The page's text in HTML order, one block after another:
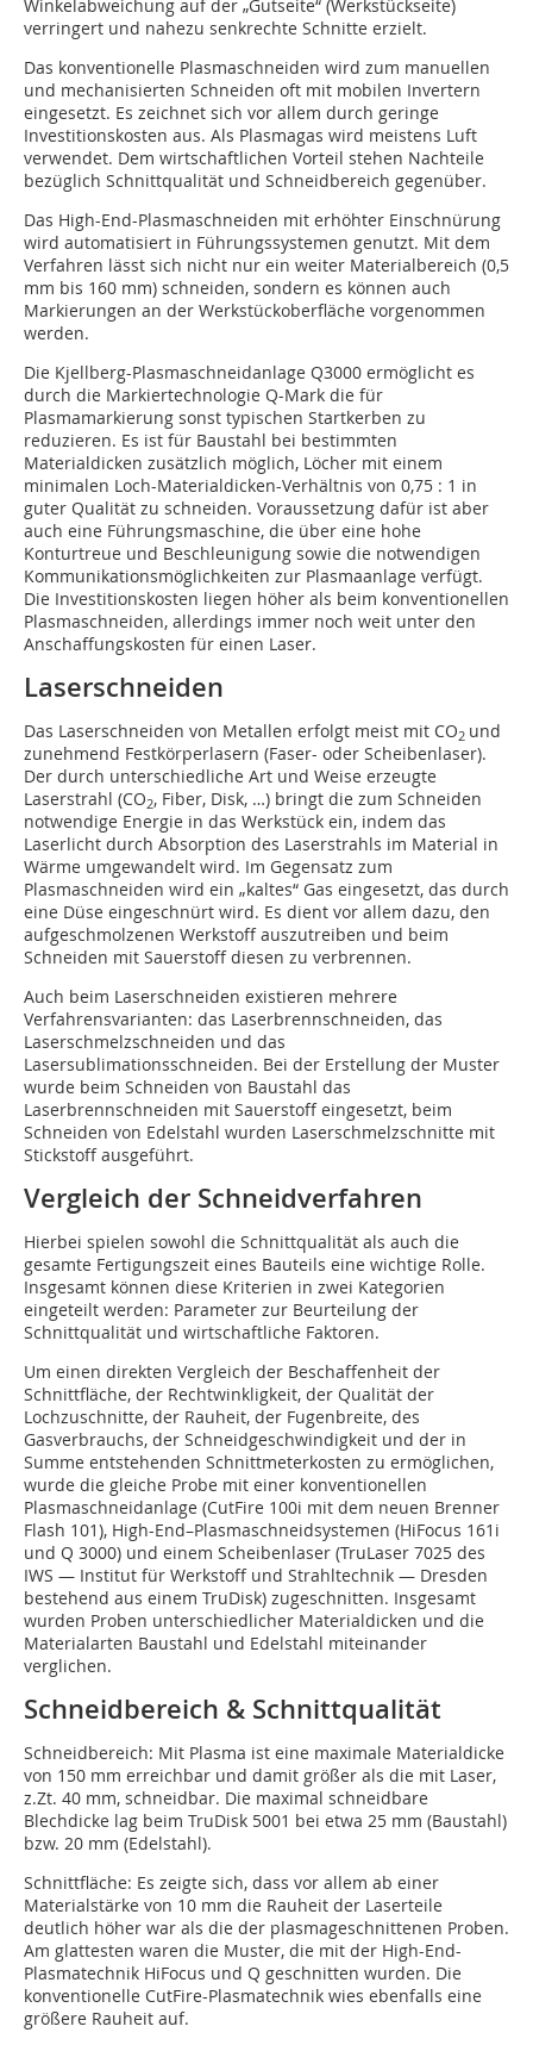
Winkelabweichung auf der „Gutseite“ (Werkstückseite)
verringert und nahezu senkrechte Schnitte erzielt.
Das konventionelle Plasmaschneiden wird zum manuellen
und mechanisierten Schneiden oft mit mobilen Invertern
eingesetzt. Es zeichnet sich vor allem durch geringe
Investitionskosten aus. Als Plasmagas wird meistens Luft
verwendet. Dem wirtschaftlichen Vorteil stehen Nachteile
bezüglich Schnittqualität und Schneidbereich gegenüber.
Das High-End-Plasmaschneiden mit erhöhter Einschnürung
wird automatisiert in Führungssystemen genutzt. Mit dem
Verfahren lässt sich nicht nur ein weiter Materialbereich (0,5
mm bis 160 mm) schneiden, sondern es können auch
Markierungen an der Werkstückoberfläche vorgenommen
werden.
Die Kjellberg-Plasmaschneidanlage Q3000 ermöglicht es
durch die Markiertechnologie Q-Mark die für
Plasmamarkierung sonst typischen Startkerben zu
reduzieren. Es ist für Baustahl bei bestimmten
Materialdicken zusätzlich möglich, Löcher mit einem
minimalen Loch-Materialdicken-Verhältnis von 0,75 : 1 in
guter Qualität zu schneiden. Voraussetzung dafür ist aber
auch eine Führungsmaschine, die über eine hohe
Konturtreue und Beschleunigung sowie die notwendigen
Kommunikationsmöglichkeiten zur Plasmaanlage verfügt.
Die Investitionskosten liegen höher als beim konventionellen
Plasmaschneiden, allerdings immer noch weit unter den
Anschaffungskosten für einen Laser.
Laserschneiden
Das Laserschneiden von Metallen erfolgt meist mit CO2 und
zunehmend Festkörperlasern (Faser- oder Scheibenlaser).
Der durch unterschiedliche Art und Weise erzeugte
Laserstrahl (CO2, Fiber, Disk, …) bringt die zum Schneiden
notwendige Energie in das Werkstück ein, indem das
Laserlicht durch Absorption des Laserstrahls im Material in
Wärme umgewandelt wird. Im Gegensatz zum
Plasmaschneiden wird ein „kaltes“ Gas eingesetzt, das durch
eine Düse eingeschnürt wird. Es dient vor allem dazu, den
aufgeschmolzenen Werkstoff auszutreiben und beim
Schneiden mit Sauerstoff diesen zu verbrennen.
Auch beim Laserschneiden existieren mehrere
Verfahrensvarianten: das Laserbrennschneiden, das
Laserschmelzschneiden und das
Lasersublimationsschneiden. Bei der Erstellung der Muster
wurde beim Schneiden von Baustahl das
Laserbrennschneiden mit Sauerstoff eingesetzt, beim
Schneiden von Edelstahl wurden Laserschmelzschnitte mit
Stickstoff ausgeführt.
Vergleich der Schneidverfahren
Hierbei spielen sowohl die Schnittqualität als auch die
gesamte Fertigungszeit eines Bauteils eine wichtige Rolle.
Insgesamt können diese Kriterien in zwei Kategorien
eingeteilt werden: Parameter zur Beurteilung der
Schnittqualität und wirtschaftliche Faktoren.
Um einen direkten Vergleich der Beschaffenheit der
Schnittfläche, der Rechtwinkligkeit, der Qualität der
Lochzuschnitte, der Rauheit, der Fugenbreite, des
Gasverbrauchs, der Schneidgeschwindigkeit und der in
Summe entstehenden Schnittmeterkosten zu ermöglichen,
wurde die gleiche Probe mit einer konventionellen
Plasmaschneidanlage (CutFire 100i mit dem neuen Brenner
Flash 101), High-End–Plasmaschneidsystemen (HiFocus 161i
und Q 3000) und einem Scheibenlaser (TruLaser 7025 des
IWS — Institut für Werkstoff und Strahltechnik — Dresden
bestehend aus einem TruDisk) zugeschnitten. Insgesamt
wurden Proben unterschiedlicher Materialdicken und die
Materialarten Baustahl und Edelstahl miteinander
verglichen.
Schneidbereich & Schnittqualität
Schneidbereich: Mit Plasma ist eine maximale Materialdicke
von 150 mm erreichbar und damit größer als die mit Laser,
z.Zt. 40 mm, schneidbar. Die maximal schneidbare
Blechdicke lag beim TruDisk 5001 bei etwa 25 mm (Baustahl)
bzw. 20 mm (Edelstahl).
Schnittfläche: Es zeigte sich, dass vor allem ab einer
Materialstärke von 10 mm die Rauheit der Laserteile
deutlich höher war als die der plasmageschnittenen Proben.
Am glattesten waren die Muster, die mit der High-End-
Plasmatechnik HiFocus und Q geschnitten wurden. Die
konventionelle CutFire-Plasmatechnik wies ebenfalls eine
größere Rauheit auf.